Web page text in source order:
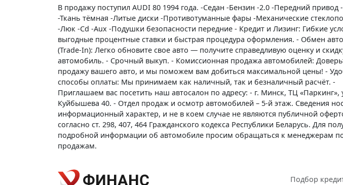
В продажу поступил AUDI 80 1994 года. -Седан -Бензин -2.0 -Передний привод
-Ткань тёмная -Литые диски -Противотуманные фары -Механические
-Люк -Cd -Aux -Подушки безопасности передние - Кредит и Лизинг: Гибкие
выгодные процентные ставки и быстрая процедура оформления. - Обмен
(Trade-In): Легко обновите свое авто — получите справедливую оценку и
автомобиль. - Срочный выкуп. - Комиссионная продажа автомобилей:
продажу вашего авто, и мы поможем вам добиться максимальной цены! -
способы оплаты: Мы принимаем как наличный, так и безналичный расчёт. -
Приглашаем вас посетить наш автосалон по адресу: - г. Минск, ТЦ «Паркинг»,
Куйбышева 40. - Отдел продаж и осмотр автомобилей – 5-й этаж. Сведения
информационный характер, и не в коем случае не являются публичной
согласно ст. 298, 407, 464 Гражданского кодекса Республики Беларусь. Для
подробной информации об автомобиле просим обращаться к менеджерам
продажам.
Подбор